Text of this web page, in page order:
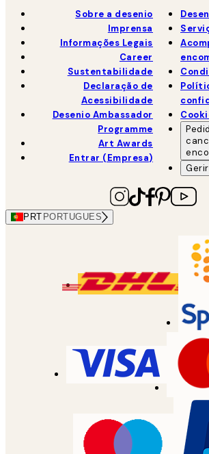
Sobre a desenio
Imprensa
Informações Legais
Career
Sustentabilidade
Declaração de
Acessibilidade
Desenio Ambassador
Programme
Art Awards
Entrar (Empresa)
PRT PORTUGUES